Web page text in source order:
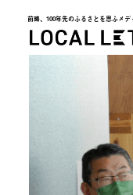
前略、100年先のふるさとを思ふメデ
LOCAL LETTER